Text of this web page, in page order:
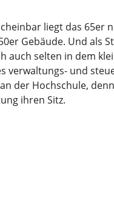
liegt das 65er
Gebäude. Und als
auch selten in dem
verwaltungs- und
der Hochschule,
ihren Sitz.